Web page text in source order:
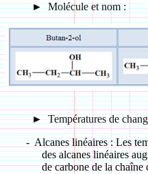
► Molécule et nom :
► Températures de
- Alcanes linéaires : Les
des alcanes linéaires
de carbone de la chaîne